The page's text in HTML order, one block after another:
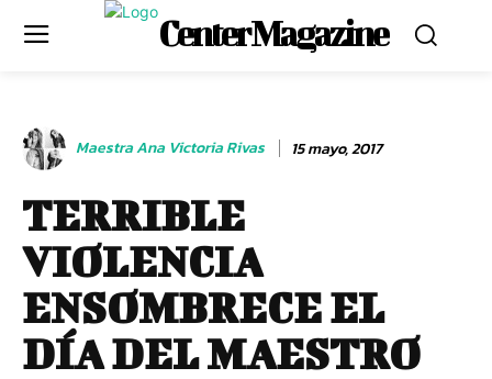
Center Magazine
Maestra Ana Victoria Rivas 15 mayo, 2017
TERRIBLE
VIOLENCIA
ENSOMBRECE EL
DÍA DEL MAESTRO